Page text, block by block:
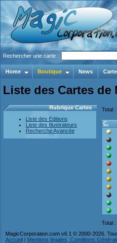
Rechercher une carte :
Home Boutique News
Liste des Cartes de
Rubrique Cartes
Liste des Editions
Liste des Illustrateurs
Recherche Avancée
Total :
C.
Total :
MagicCorporation.com v6.1 © 2000-2026.
Accueil | Mentions légales, Conditions